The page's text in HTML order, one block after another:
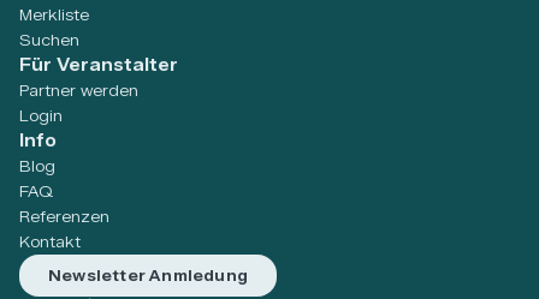
Merkliste
Suchen
Für Veranstalter
Partner werden
Login
Info
Blog
FAQ
Referenzen
Kontakt
Newsletter Anmledung